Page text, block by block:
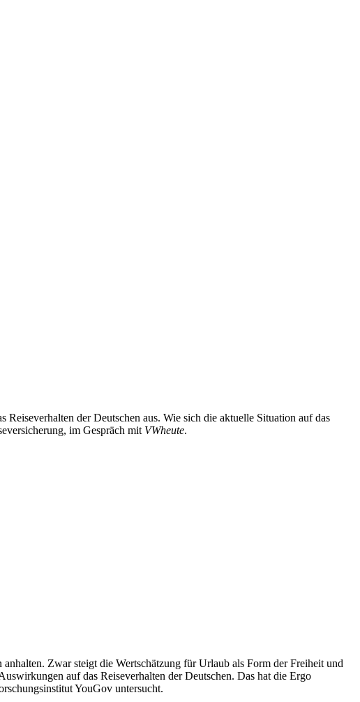
der Deutschen aus. Wie sich die aktuelle Situation auf das
im Gespräch mit VWheute.
Zwar steigt die Wertschätzung für Urlaub als Form der Freiheit und
auf das Reiseverhalten der Deutschen. Das hat die Ergo
YouGov untersucht.